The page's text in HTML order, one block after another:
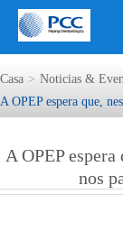
Casa Noticias &
A OPEP espera que,
A OPEP
nos